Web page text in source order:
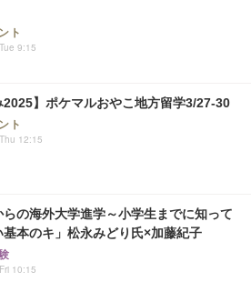
ト
9:15
2025】ポケマルおやこ地方留学3/27-30
ト
12:15
らの海外大学進学～小学生までに知って
基本のキ」松永みどり氏×加藤紀子
10:15